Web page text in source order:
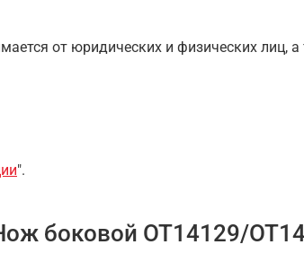
от юридических и физических лиц,
".
боковой OT14129/